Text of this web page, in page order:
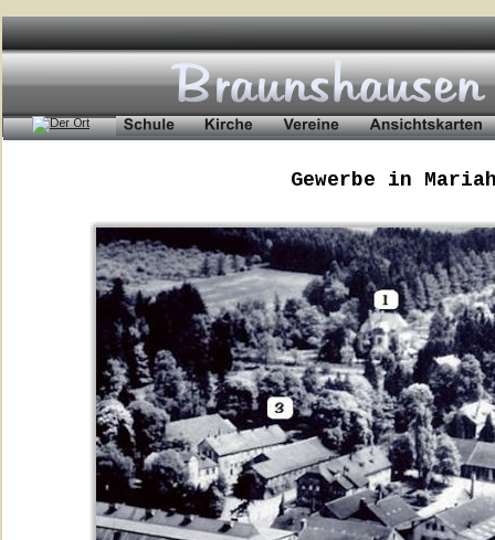
Gewerbe in